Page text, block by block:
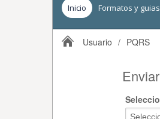
Inicio Formatos y guias
Usuario / PQRS